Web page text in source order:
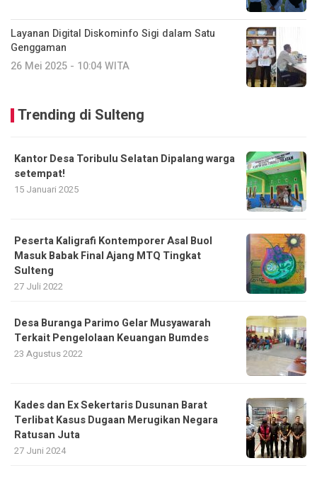
Layanan Digital Diskominfo Sigi dalam Satu
Genggaman
26 Mei 2025 - 10:04 WITA
Trending di Sulteng
Kantor Desa Toribulu Selatan Dipalang warga
setempat!
15 Januari 2025
Peserta Kaligrafi Kontemporer Asal Buol
Masuk Babak Final Ajang MTQ Tingkat
Sulteng
27 Juli 2022
Desa Buranga Parimo Gelar Musyawarah
Terkait Pengelolaan Keuangan Bumdes
23 Agustus 2022
Kades dan Ex Sekertaris Dusunan Barat
Terlibat Kasus Dugaan Merugikan Negara
Ratusan Juta
27 Juni 2024